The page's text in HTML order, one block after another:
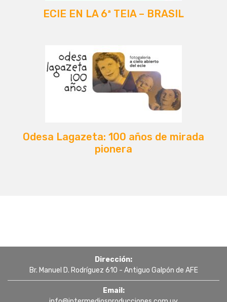
ECIE EN LA 6ª TEIA – BRASIL
Odesa Lagazeta: 100 años de mirada
pionera
Dirección:
Br. Manuel D. Rodríguez 610 - Antiguo Galpón de AFE
Email: